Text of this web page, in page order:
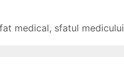
medical, sfatul medicului